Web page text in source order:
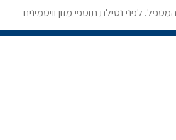
לפני נטילת תוספי מזון וויטמינים